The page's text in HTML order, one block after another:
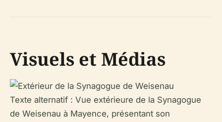
Visuels et Médias
Texte alternatif : Vue extérieure de la Synagogue
de Weisenau à Mayence, présentant son